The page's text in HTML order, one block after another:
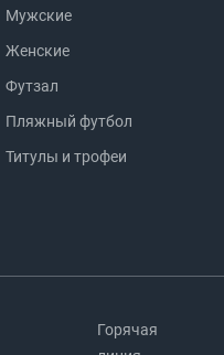
Мужские
Женские
Футзал
Пляжный футбол
Титулы и трофеи
Горячая